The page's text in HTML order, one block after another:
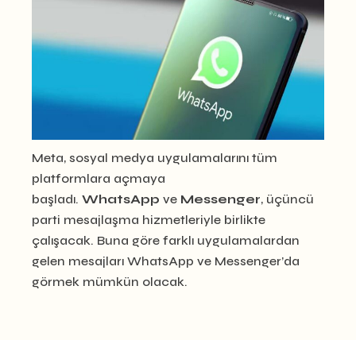
Meta, sosyal medya uygulamalarını tüm
platformlara açmaya
başladı.WhatsAppve Messenger, üçüncü
parti mesajlaşma hizmetleriyle birlikte
çalışacak. Buna göre farklı uygulamalardan
gelen mesajları WhatsApp ve Messenger’da
görmek mümkün olacak.